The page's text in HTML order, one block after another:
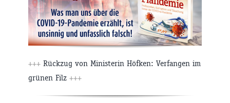
+++ Rückzug von Ministerin Höfken: Verfangen im
grünen Filz +++